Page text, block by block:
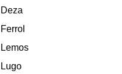
Deza
Ferrol
Lemos
Lugo